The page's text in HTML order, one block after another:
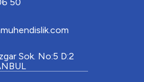
Sok. No:5 D:2